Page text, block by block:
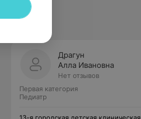
Драгун
Алла Ивановна
Нет отзывов
Первая категория
Педиатр